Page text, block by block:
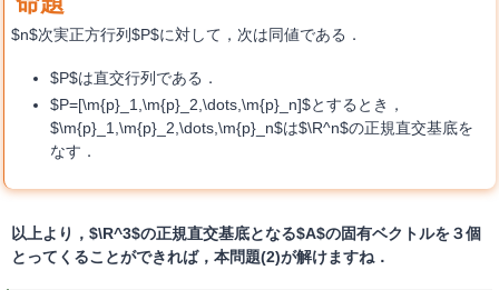
$n$次実正方行列$P$に対して，次は同値である．
$P$は直交行列である．
$P=[\m{p}_1,\m{p}_2,\dots,\m{p}_n]$とするとき，
$\m{p}_1,\m{p}_2,\dots,\m{p}_n$は$\R^n$の正規直交基底を
なす．
以上より，$\R^3$の正規直交基底となる$A$の固有ベクトルを３個
とってくることができれば，本問題(2)が解けますね．